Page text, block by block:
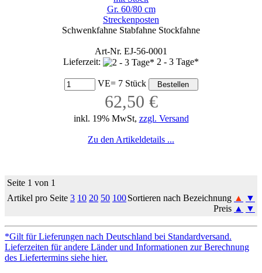
Gr. 60/80 cm
Streckenposten
Schwenkfahne Stabfahne Stockfahne
Art-Nr. EJ-56-0001
Lieferzeit:
2 - 3 Tage*
VE= 7 Stück
62,50 €
inkl. 19% MwSt, zzgl. Versand
Zu den Artikeldetails ...
Seite 1 von 1
Artikel pro Seite 3 10 20 50 100Sortieren nach Bezeichnung ▲
▼
Preis ▲ ▼
*Gilt für Lieferungen nach Deutschland bei Standardversand.
Lieferzeiten für andere Länder und Informationen zur Berechnung
des Liefertermins siehe hier.